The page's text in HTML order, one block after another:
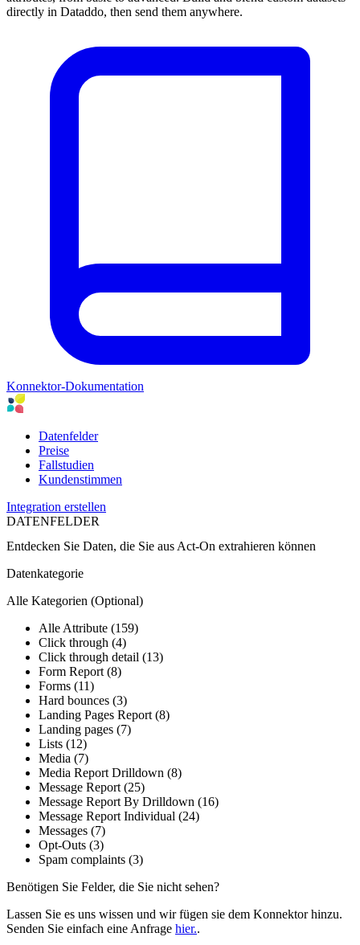
directly in Dataddo, then send them anywhere.
Konnektor-Dokumentation
Datenfelder
Preise
Fallstudien
Kundenstimmen
Integration erstellen
DATENFELDER
Entdecken Sie Daten, die Sie aus Act-On extrahieren können
Datenkategorie
Alle Kategorien (Optional)
Alle Attribute (159)
Click through (4)
Click through detail (13)
Form Report (8)
Forms (11)
Hard bounces (3)
Landing Pages Report (8)
Landing pages (7)
Lists (12)
Media (7)
Media Report Drilldown (8)
Message Report (25)
Message Report By Drilldown (16)
Message Report Individual (24)
Messages (7)
Opt-Outs (3)
Spam complaints (3)
Benötigen Sie Felder, die Sie nicht sehen?
Lassen Sie es uns wissen und wir fügen sie dem Konnektor hinzu.
Senden Sie einfach eine Anfrage hier..